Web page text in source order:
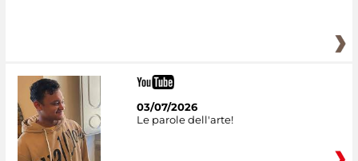
03/07/2026
Le parole dell'arte!